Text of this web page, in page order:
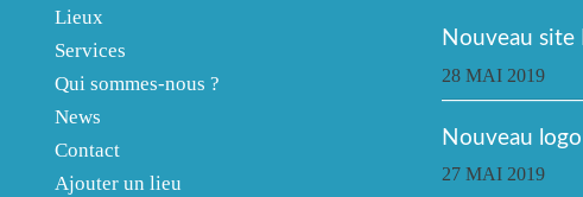
Lieux
Services
Qui sommes-nous ?
News
Contact
Ajouter un lieu
Nouveau
28 MAI 2019
Nouveau
27 MAI 2019